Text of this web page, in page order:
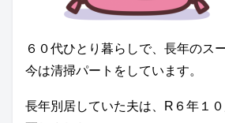
６０代ひとり暮らしで、長年のス
今は清掃パートをしています。
長年別居していた夫は、R６年１